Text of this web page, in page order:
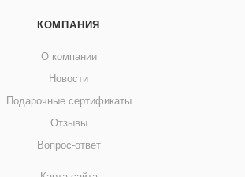
КОМПАНИЯ
О компании
Новости
Подарочные сертификаты
Отзывы
Вопрос-ответ